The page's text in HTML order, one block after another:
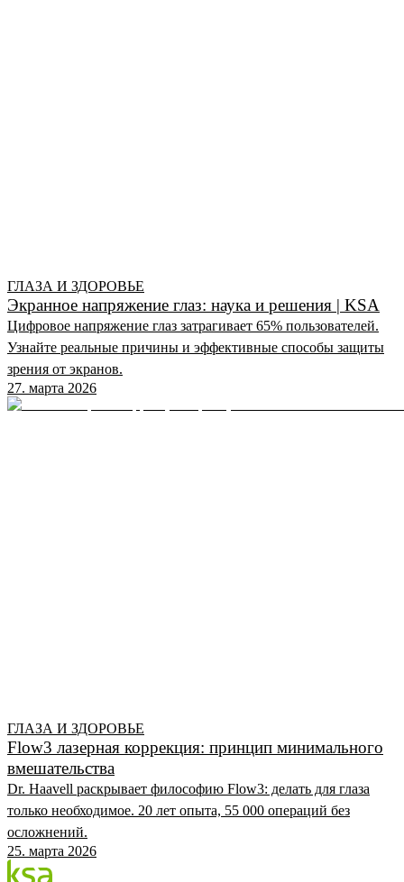
ГЛАЗА И ЗДОРОВЬЕ
Экранное напряжение глаз: наука и решения | KSA
Цифровое напряжение глаз затрагивает 65% пользователей.
Узнайте реальные причины и эффективные способы защиты
зрения от экранов.
27. марта 2026
ГЛАЗА И ЗДОРОВЬЕ
Flow3 лазерная коррекция: принцип минимального
вмешательства
Dr. Haavell раскрывает философию Flow3: делать для глаза
только необходимое. 20 лет опыта, 55 000 операций без
осложнений.
25. марта 2026